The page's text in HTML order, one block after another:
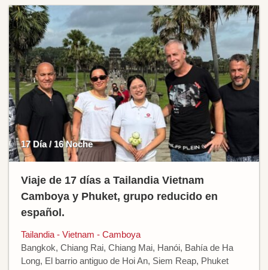
17 Día / 16 Noche
Viaje de 17 días a Tailandia Vietnam
Camboya y Phuket, grupo reducido en
español.
Tailandia - Vietnam - Camboya
Bangkok, Chiang Rai, Chiang Mai, Hanói, Bahía de Ha
Long, El barrio antiguo de Hoi An, Siem Reap, Phuket